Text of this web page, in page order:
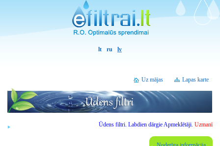
lt ru lv
Lapas karte
Uz mājas
Ūdens filtri. Labdien dārgie Apmeklētāji. Uzmanību -